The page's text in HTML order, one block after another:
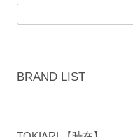
BRAND LIST